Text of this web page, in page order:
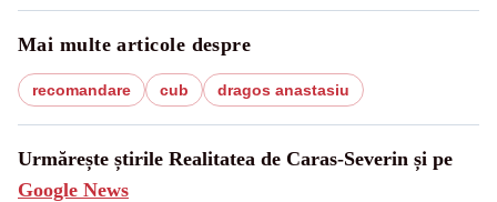
Mai multe articole despre
recomandare cub dragos anastasiu
Urmărește știrile Realitatea de Caras-Severin și pe
Google News